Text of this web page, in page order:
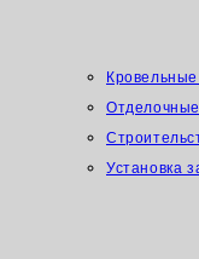
Установка